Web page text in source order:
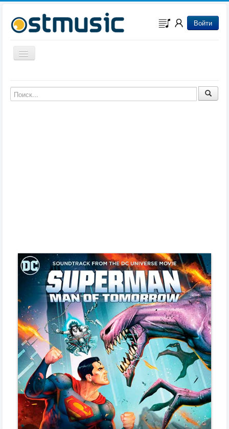
Войти
Включить/выключить навигацию
Музыка из мультфильмов
Музыка из сериалов